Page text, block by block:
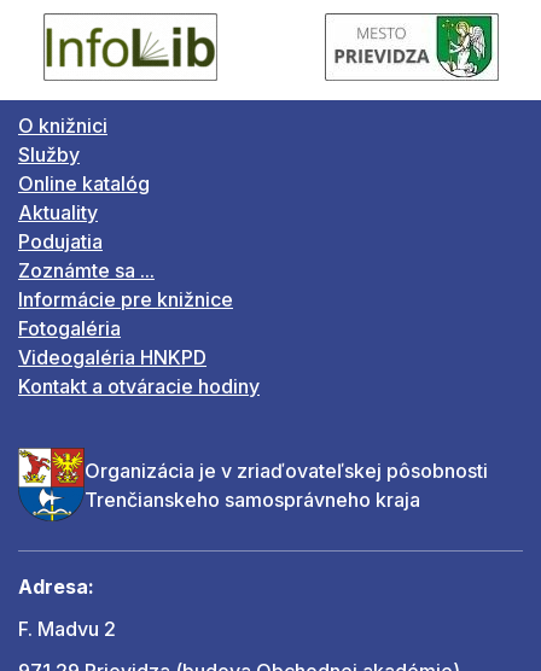
O knižnici
Služby
Online katalóg
Aktuality
Podujatia
Zoznámte sa ...
Informácie pre knižnice
Fotogaléria
Videogaléria HNKPD
Kontakt a otváracie hodiny
Organizácia je v zriaďovateľskej pôsobnosti
Trenčianskeho samosprávneho kraja
Adresa:
F. Madvu 2